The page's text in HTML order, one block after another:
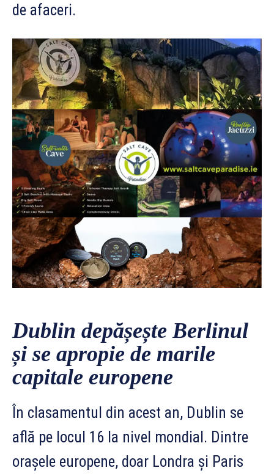
de afaceri.
Dublin depășește Berlinul
și se apropie de marile
capitale europene
În clasamentul din acest an, Dublin se
află pe locul 16 la nivel mondial. Dintre
orașele europene, doar Londra și Paris